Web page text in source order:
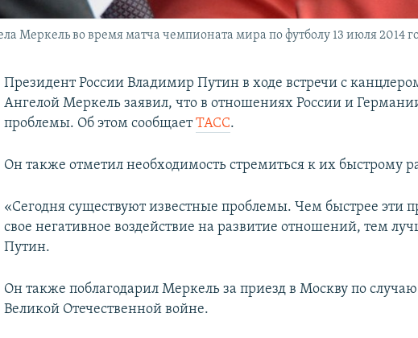
Меркель во время матча чемпионата мира по футболу 13 июля 2014
Президент России Владимир Путин в ходе встречи с
Ангелой Меркель заявил, что в отношениях России и
проблемы. Об этом сообщаетТАСС.
Он также отметил необходимость стремиться к их быстрому
«Сегодня существуют известные проблемы. Чем быстрее эти
свое негативное воздействие на развитие отношений, тем
Путин.
Он также поблагодарил Меркель за приезд в Москву по
Великой Отечественной войне.